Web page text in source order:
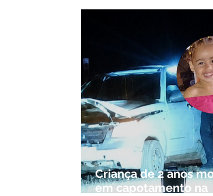
Criança de 2 anos
em capotamento na